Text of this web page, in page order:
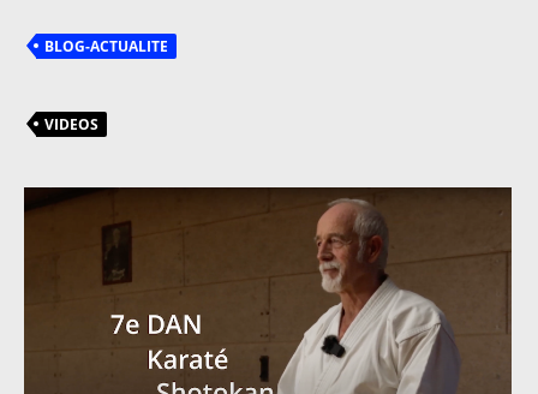
BLOG-ACTUALITE
VIDEOS